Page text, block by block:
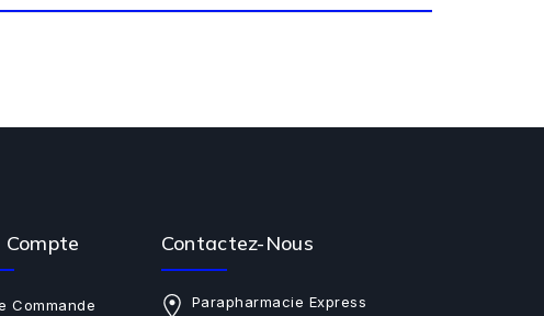
Commande
Contactez-Nous
Parapharmacie Express